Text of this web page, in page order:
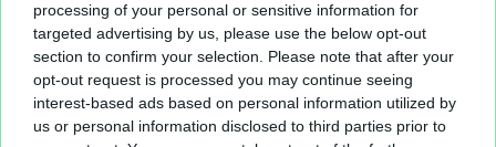
processing of your personal or sensitive information for
targeted advertising by us, please use the below opt-out
section to confirm your selection. Please note that after your
opt-out request is processed you may continue seeing
interest-based ads based on personal information utilized by
us or personal information disclosed to third parties prior to
Aperçu texte